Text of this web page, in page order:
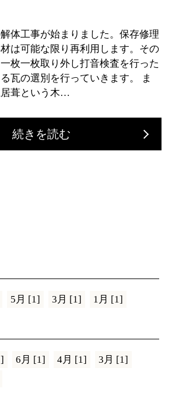
体工事が始まりました。保存修理
は可能な限り再利用します。その
枚一枚取り外し打音検査を行った
瓦の選別を行っていきます。 ま
葺という木…
続きを読む
5月 [1] 3月 [1] 1月 [1]
6月 [1] 4月 [1]
3月 [1]